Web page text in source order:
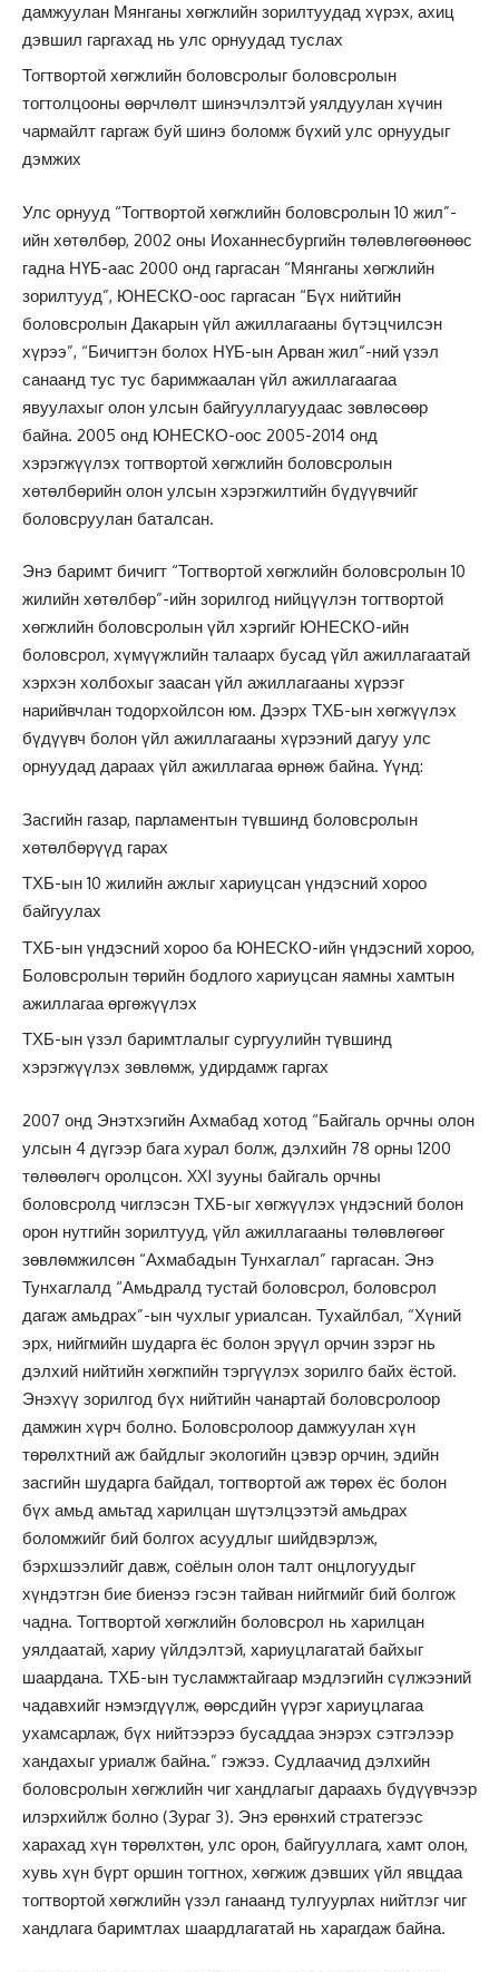
дамжуулан Мянганы хөгжлийн зорилтуудад хүрэх, ахиц
дэвшил гаргахад нь улс орнуудад туслах
Тогтвортой хөгжлийн боловсролыг боловсролын
тогтолцооны өөрчлөлт шинэчлэлтэй уялдуулан хүчин
чармайлт гаргаж буй шинэ боломж бүхий улс орнуудыг
дэмжих
Улс орнууд “Тогтвортой хөгжлийн боловсролын 10 жил”-
ийн хөтөлбөр, 2002 оны Иоханнесбургийн төлөвлөгөөнөөс
гадна НҮБ-аас 2000 онд гаргасан “Мянганы хөгжлийн
зорилтууд”, ЮНЕСКО-оос гаргасан “Бүх нийтийн
боловсролын Дакарын үйл ажиллагааны бүтэцчилсэн
хүрээ”, “Бичигтэн болох НҮБ-ын Арван жил”-ний үзэл
санаанд тус тус баримжаалан үйл ажиллагаагаа
явуулахыг олон улсын байгууллагуудаас зөвлөсөөр
байна. 2005 онд ЮНЕСКО-оос 2005-2014 онд
хэрэгжүүлэх тогтвортой хөгжлийн боловсролын
хөтөлбөрийн олон улсын хэрэгжилтийн бүдүүвчийг
боловсруулан баталсан.
Энэ баримт бичигт “Тогтвортой хөгжлийн боловсролын 10
жилийн хөтөлбөр”-ийн зорилгод нийцүүлэн тогтвортой
хөгжлийн боловсролын үйл хэргийг ЮНЕСКО-ийн
боловсрол, хүмүүжлийн талаарх бусад үйл ажиллагаатай
хэрхэн холбохыг заасан үйл ажиллагааны хүрээг
нарийвчлан тодорхойлсон юм. Дээрх ТХБ-ын хөгжүүлэх
бүдүүвч болон үйл ажиллагааны хүрээний дагуу улс
орнуудад дараах үйл ажиллагаа өрнөж байна. Үүнд:
Засгийн газар, парламентын түвшинд боловсролын
хөтөлбөрүүд гарах
ТХБ-ын 10 жилийн ажлыг хариуцсан үндэсний хороо
байгуулах
ТХБ-ын үндэсний хороо ба ЮНЕСКО-ийн үндэсний хороо,
Боловсролын төрийн бодлого хариуцсан яамны хамтын
ажиллагаа өргөжүүлэх
ТХБ-ын үзэл баримтлалыг сургуулийн түвшинд
хэрэгжүүлэх зөвлөмж, удирдамж гаргах
2007 онд Энэтхэгийн Ахмабад хотод “Байгаль орчны олон
улсын 4 дүгээр бага хурал болж, дэлхийн 78 орны 1200
төлөөлөгч оролцсон. XXI зууны байгаль орчны
боловсролд чиглэсэн ТХБ-ыг хөгжүүлэх үндэсний болон
орон нутгийн зорилтууд, үйл ажиллагааны төлөвлөгөөг
зөвлөмжилсөн “Ахмабадын Тунхаглал” гаргасан. Энэ
Тунхаглалд “Амьдралд тустай боловсрол, боловсрол
дагаж амьдрах”-ын чухлыг уриалсан. Тухайлбал, “Хүний
эрх, нийгмийн шударга ёс болон эрүүл орчин зэрэг нь
дэлхий нийтийн хөгжпийн тэргүүлэх зорилго байх ёстой.
Энэхүү зорилгод бүх нийтийн чанартай боловсролоор
дамжин хүрч болно. Боловсролоор дамжуулан хүн
төрөлхтний аж байдлыг экологийн цэвэр орчин, эдийн
засгийн шударга байдал, тогтвортой аж төрөх ёс болон
бүх амьд амьтад харилцан шүтэлцээтэй амьдрах
боломжийг бий болгох асуудлыг шийдвэрлэж,
бэрхшээлийг давж, соёлын олон талт онцлогуудыг
хүндэтгэн бие биенээ гэсэн тайван нийгмийг бий болгож
чадна. Тогтвортой хөгжлийн боловсрол нь харилцан
уялдаатай, хариу үйлдэлтэй, хариуцлагатай байхыг
шаардана. ТХБ-ын тусламжтайгаар мэдлэгийн сүлжээний
чадавхийг нэмэгдүүлж, өөрсдийн үүрэг хариуцлагаа
ухамсарлаж, бүх нийтээрээ бусаддаа энэрэх сэтгэлээр
хандахыг уриалж байна.” гэжээ. Судлаачид дэлхийн
боловсролын хөгжлийн чиг хандлагыг дараахь бүдүүвчээр
илэрхийлж болно (Зураг 3). Энэ ерөнхий стратегээс
харахад хүн төрөлхтөн, улс орон, байгууллага, хамт олон,
хувь хүн бүрт оршин тогтнох, хөгжиж дэвших үйл явцдаа
тогтвортой хөгжлийн үзэл ганаанд тулгуурлах нийтлэг чиг
хандлага баримтлах шаардлагатай нь харагдаж байна.